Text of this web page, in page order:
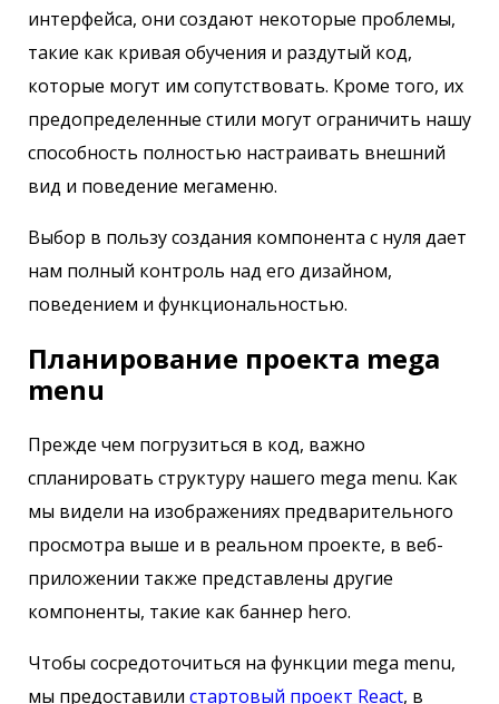
интерфейса, они создают некоторые проблемы,
такие как кривая обучения и раздутый код,
которые могут им сопутствовать. Кроме того, их
предопределенные стили могут ограничить нашу
способность полностью настраивать внешний
вид и поведение мегаменю.
Выбор в пользу создания компонента с нуля дает
нам полный контроль над его дизайном,
поведением и функциональностью.
Планирование проекта mega
menu
Прежде чем погрузиться в код, важно
спланировать структуру нашего mega menu. Как
мы видели на изображениях предварительного
просмотра выше и в реальном проекте, в веб-
приложении также представлены другие
компоненты, такие как баннер hero.
Чтобы сосредоточиться на функции mega menu,
мы предоставили стартовый проект React, в